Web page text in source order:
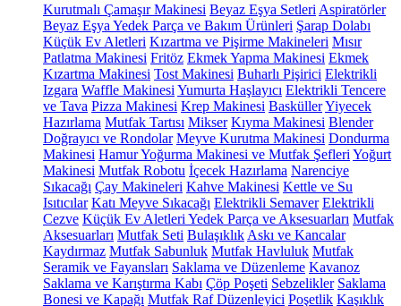
Kurutmalı Çamaşır Makinesi Beyaz Eşya Setleri Aspiratörler
Beyaz Eşya Yedek Parça ve Bakım Ürünleri Şarap Dolabı
Küçük Ev Aletleri Kızartma ve Pişirme Makineleri Mısır
Patlatma Makinesi Fritöz Ekmek Yapma Makinesi Ekmek
Kızartma Makinesi Tost Makinesi Buharlı Pişirici Elektrikli
Izgara Waffle Makinesi Yumurta Haşlayıcı Elektrikli Tencere
ve Tava Pizza Makinesi Krep Makinesi BasküllerYiyecek
Hazırlama Mutfak Tartısı Mikser Kıyma Makinesi Blender
Doğrayıcı ve Rondolar Meyve Kurutma Makinesi Dondurma
Makinesi Hamur Yoğurma Makinesi ve Mutfak Şefleri Yoğurt
Makinesi Mutfak Robotu İçecek Hazırlama Narenciye
Sıkacağı Çay Makineleri Kahve Makinesi Kettle ve Su
Isıtıcılar Katı Meyve Sıkacağı Elektrikli Semaver Elektrikli
Cezve Küçük Ev Aletleri Yedek Parça ve Aksesuarları Mutfak
Aksesuarları Mutfak Seti Bulaşıklık Askı ve Kancalar
Kaydırmaz Mutfak Sabunluk Mutfak Havluluk Mutfak
Seramik ve Fayansları Saklama ve Düzenleme Kavanoz
Saklama ve Karıştırma Kabı Çöp Poşeti Sebzelikler Saklama
Bonesi ve Kapağı Mutfak Raf Düzenleyici Poşetlik Kaşıklık